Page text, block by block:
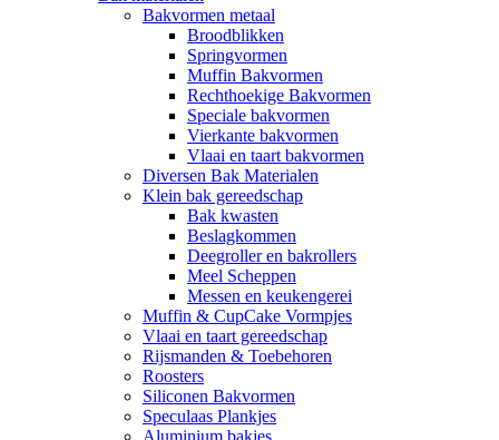
Bakvormen metaal
Broodblikken
Springvormen
Muffin Bakvormen
Rechthoekige Bakvormen
Speciale bakvormen
Vierkante bakvormen
Vlaai en taart bakvormen
Diversen Bak Materialen
Klein bak gereedschap
Bak kwasten
Beslagkommen
Deegroller en bakrollers
Meel Scheppen
Messen en keukengerei
Muffin & CupCake Vormpjes
Vlaai en taart gereedschap
Rijsmanden & Toebehoren
Roosters
Siliconen Bakvormen
Speculaas Plankjes